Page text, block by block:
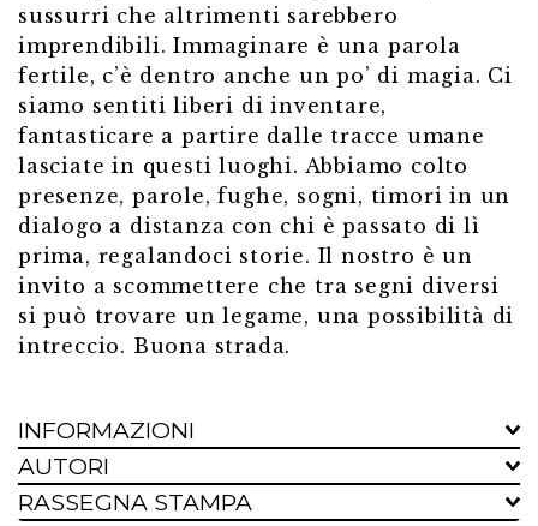
sussurri che altrimenti sarebbero
imprendibili. Immaginare è una parola
fertile, c’è dentro anche un po’ di magia. Ci
siamo sentiti liberi di inventare,
fantasticare a partire dalle tracce umane
lasciate in questi luoghi. Abbiamo colto
presenze, parole, fughe, sogni, timori in un
dialogo a distanza con chi è passato di lì
prima, regalandoci storie. Il nostro è un
invito a scommettere che tra segni diversi
si può trovare un legame, una possibilità di
intreccio. Buona strada.
INFORMAZIONI
AUTORI
RASSEGNA STAMPA